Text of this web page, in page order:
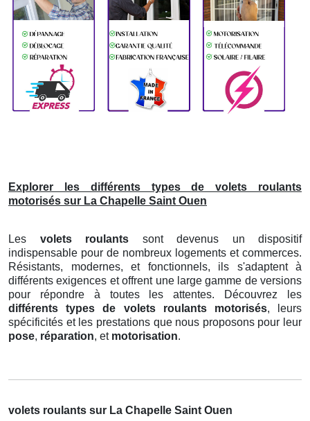
Explorer les différents types de volets roulants
motorisés sur La Chapelle Saint Ouen
Les volets roulants sont devenus un dispositif
indispensable pour de nombreux logements et commerces.
Résistants, modernes, et fonctionnels, ils s'adaptent à
différents exigences et offrent une large gamme de versions
pour répondre à toutes les attentes. Découvrez les
différents types de volets roulants motorisés, leurs
spécificités et les prestations que nous proposons pour leur
pose, réparation, et motorisation.
volets roulants sur La Chapelle Saint Ouen